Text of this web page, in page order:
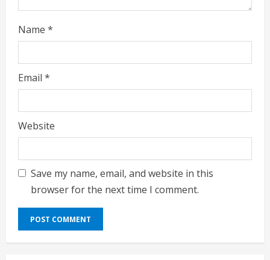
Name *
Email *
Website
Save my name, email, and website in this
browser for the next time I comment.